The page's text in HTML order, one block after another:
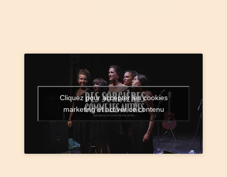
Cliquez pour accepter les cookies
marketing et activer ce contenu